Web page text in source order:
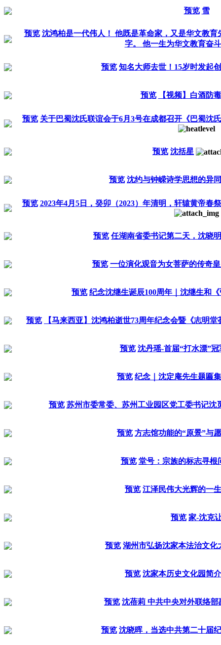
预览 雪
预览 沈鸿柏是一代伟人！ 他既是革命家，又是华文教
字。 他一生为华文教育奋
预览 知名大师去世！15岁时发起
预览 【视频】白酒防
预览 关于巴蜀沈氏联谊会于6月3号在成都召开《巴蜀沈
预览 沈括星
预览 沈约与钟嵘诗学思想的异
预览 2023年4月5日，癸卯（2023）年清明，轩辕黄帝春
预览 任湖南省委书记第二天，沈晓
预览 一位演化观音为女菩萨的传奇
预览 纪念沈继生诞辰100周年｜沈继生和
预览 【马来西亚】沈鸿柏逝世73周年纪念会暨《志明
预览 沈丹瑶-首届“打水漂”冠
预览 纪念｜沈定庵先生题匾
预览 苏州市委常委、苏州工业园区党工委书记沈
预览 方志馆功能的“原景”与
预览 堂号：宗族的标志寻根
预览 江泽民伟大光辉的一生
预览 家-沈克
预览 湖州市弘扬沈家本法治文化
预览 沈家本历史文化园简介
预览 沈蓓莉 中共中央对外联络部
预览 沈晓晖，当选中共第二十届